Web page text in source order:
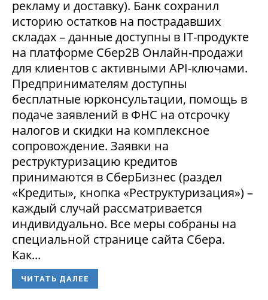
рекламу и доставку). Банк сохранил
историю остатков на пострадавших
складах – данные доступны в IT-продукте
на платформе Сбер2В Онлайн-продажи
для клиентов с активными API-ключами.
Предпринимателям доступны
бесплатные юрконсультации, помощь в
подаче заявлений в ФНС на отсрочку
налогов и скидки на комплексное
сопровождение. Заявки на
реструктуризацию кредитов
принимаются в СберБизнес (раздел
«Кредиты», кнопка «Реструктуризация») –
каждый случай рассматривается
индивидуально. Все меры собраны на
специальной странице сайта Сбера.
Как...
ЧИТАТЬ ДАЛЕЕ